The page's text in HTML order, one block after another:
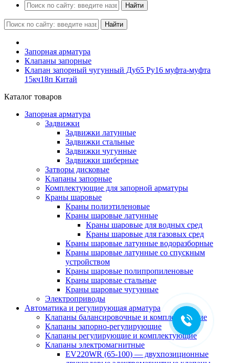
Найти
Найти
Запорная арматура
Клапаны запорные
Клапан запорный чугунный Ду65 Ру16 муфта-муфта
15кч18п Китай
Каталог товаров
Запорная арматура
Задвижки
Задвижки латунные
Задвижки стальные
Задвижки чугунные
Задвижки шиберные
Затворы дисковые
Клапаны запорные
Комплектующие для запорной арматуры
Краны шаровые
Краны полиэтиленовые
Краны шаровые латунные
Краны шаровые для водных сред
Краны шаровые для газовых сред
Краны шаровые латунные водоразборные
Краны шаровые латунные со спускным
устройством
Краны шаровые полипропиленовые
Краны шаровые стальные
Краны шаровые чугунные
Электроприводы
Автоматика и регулирующая арматура
Клапаны балансировочные и комплектующие
Клапаны запорно-регулирующие
Клапаны регулирующие и комплектующие
Клапаны электромагнитные
EV220WR (65-100) — двухпозиционные